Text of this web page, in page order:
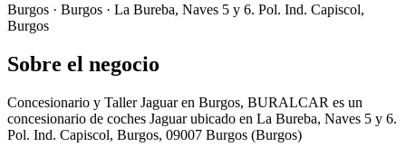
Burgos · Burgos · La Bureba, Naves 5 y 6. Pol. Ind. Capiscol,
Burgos
Sobre el negocio
Concesionario y Taller Jaguar en Burgos, BURALCAR es un
concesionario de coches Jaguar ubicado en La Bureba, Naves 5 y 6.
Pol. Ind. Capiscol, Burgos, 09007 Burgos (Burgos)